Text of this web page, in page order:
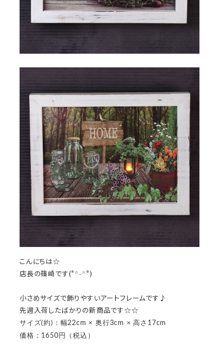
こんにちは☆
店長の篠崎です(*^-^*)
小さめサイズで飾りやすいアートフレームです♪
先週入荷したばかりの新商品です☆☆
サイズ(約)：幅22cm × 奥行3cm × 高さ17cm
価格：1650円（税込）